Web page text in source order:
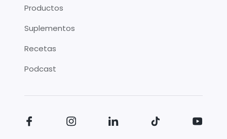
Productos
Suplementos
Recetas
Podcast